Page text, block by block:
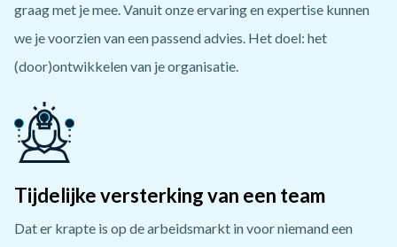
graag met je mee. Vanuit onze ervaring en expertise kunnen
we je voorzien van een passend advies. Het doel: het
(door)ontwikkelen van je organisatie.
Tijdelijke versterking van een team
Dat er krapte is op de arbeidsmarkt in voor niemand een